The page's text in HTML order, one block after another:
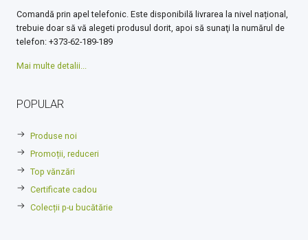
Comandă prin apel telefonic. Este disponibilă livrarea la nivel național,
trebuie doar să vă alegeti produsul dorit, apoi să sunaţi la numărul de
telefon: +373-62-189-189
Mai multe detalii...
POPULAR
Produse noi
Promoții, reduceri
Top vănzări
Certificate cadou
Colecții p-u bucătărie